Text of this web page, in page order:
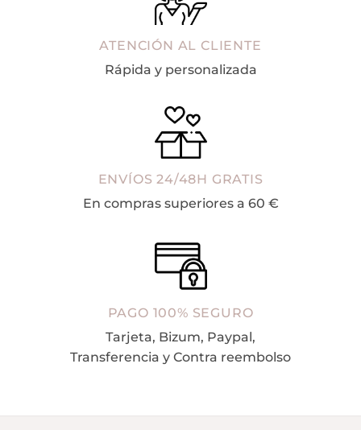
ATENCIÓN AL CLIENTE
Rápida y personalizada
ENVÍOS 24/48H GRATIS
En compras superiores a 60 €
PAGO 100% SEGURO
Tarjeta, Bizum, Paypal,
Transferencia y Contra reembolso